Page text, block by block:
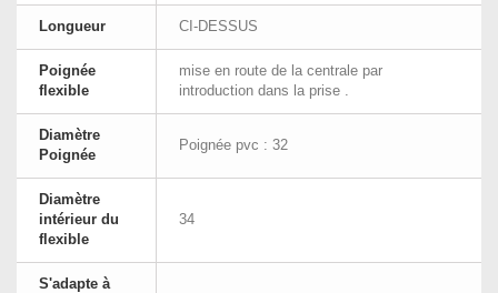
Longueur CI-DESSUS
Poignée
flexible
mise en route de la centrale par
introduction dans la prise .
Diamètre
Poignée
Poignée pvc : 32
Diamètre
intérieur du
flexible
34
S'adapte à